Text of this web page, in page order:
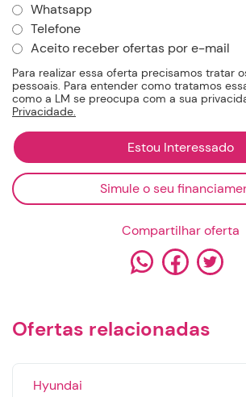
Solicitação de financiamento
Agendamento de
Whatsapp
Telefone
Aceito receber ofertas por e-mail
Para realizar essa oferta precisamos tratar
pessoais. Para entender como tratamos
como a LM se preocupa com a sua
Privacidade.
Simule o seu
Compartilhar oferta
Ofertas relacionadas
Hyundai